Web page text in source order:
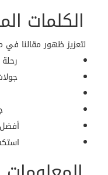
الكلمات
لتعزيز ظهور مقالنا في